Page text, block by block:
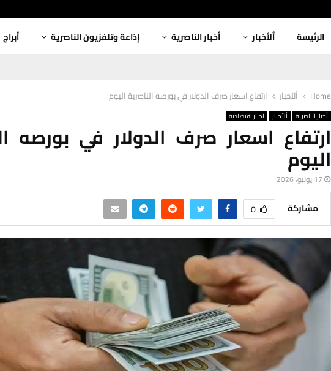
الرئيسة ألأخبار أخبار الناصرية إذاعة وتلفزيون الناصرية أبراج
Home ألأخبار ارتفاع اسعار صرف الدولار في بورصه الناصرية اليوم
أخبار الناصرية ألأخبار اخبار اقتصادية
ارتفاع اسعار صرف الدولار في بورصه
اليوم
17 يونيو، 2026
مشاركة 0